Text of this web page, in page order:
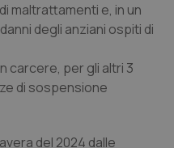
maltrattamenti e, in un
degli anziani ospiti di
carcere, per gli altri 3
di sospensione
del 2024 dalle